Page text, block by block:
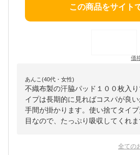
この商品をサイト
価
あんこ(40代・女性)
不織布製の汗脇パッド１００枚入
イプは長期的に見ればコスパが良い
手間が掛かります。使い捨てタイ
目なので、たっぷり吸収してくれま
全ての